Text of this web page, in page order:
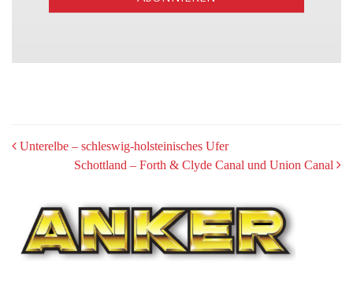
POST
NAVIGATION
Unterelbe – schleswig-holsteinisches Ufer
Schottland – Forth & Clyde Canal und Union Canal